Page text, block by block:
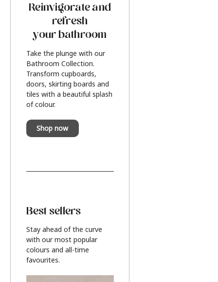
Reinvigorate and
refresh
your bathroom
Take the plunge with our
Bathroom Collection.
Transform cupboards,
doors, skirting boards and
tiles with a beautiful splash
of colour.
Shop now
Best sellers
Stay ahead of the curve
with our most popular
colours and all-time
favourites.